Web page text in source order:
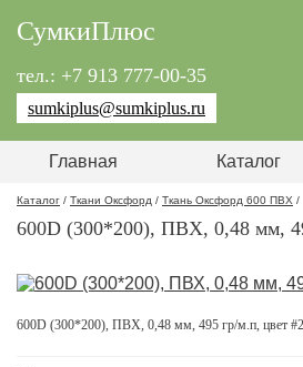
СумкиПлюс
тел.: +7 913 777-00-35
sumkiplus@sumkiplus.ru
Главная Каталог
Каталог / Ткани Оксфорд / Ткань Оксфорд 600 ПВХ /
600D (300*200), ПВХ, 0,48 мм,
600D (300*200), ПВХ, 0,48 мм, 495 гр/м.п, цвет